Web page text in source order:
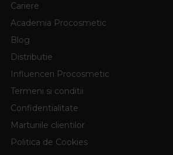
Cariere
Academia Procosmetic
Blog
Distributie
Influenceri Procosmetic
Termeni si conditii
Confidentialitate
Marturiile clientilor
Politica de Cookies